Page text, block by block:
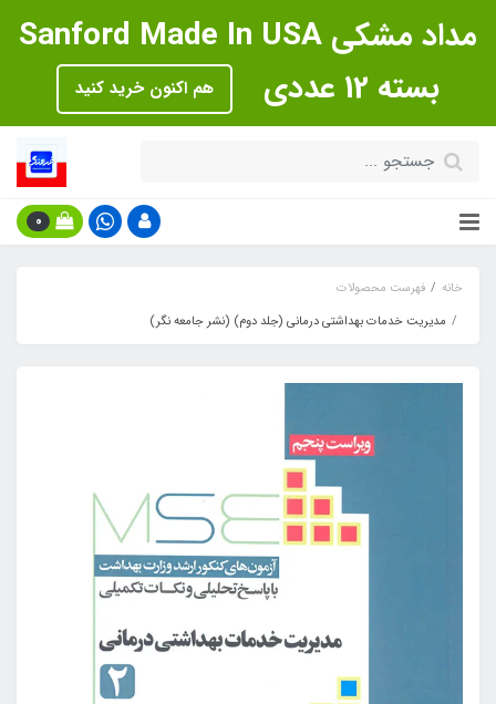
مداد مشکی Sanford Made In USA
بسته 12 عددی
هم اکنون خرید کنید
0
خانه
فهرست محصولات
مدیریت خدمات بهداشتی درمانی (جلد دوم) (نشر جامعه نگر)